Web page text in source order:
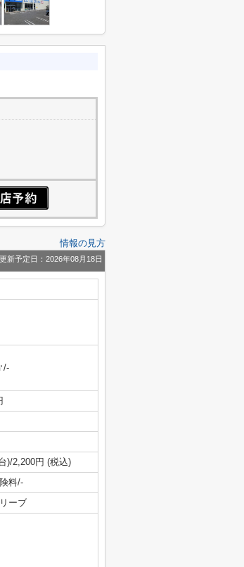
情報の見方
新予定日：2026年08月18日
/-
)/2,200円 (税込)
料/-
ーブ